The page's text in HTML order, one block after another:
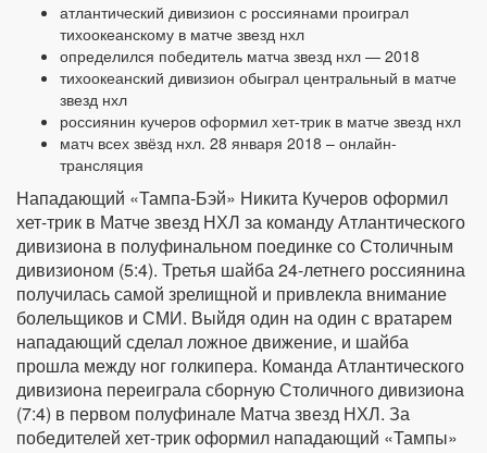
атлантический дивизион с россиянами проиграл
тихоокеанскому в матче звезд нхл
определился победитель матча звезд нхл — 2018
тихоокеанский дивизион обыграл центральный в матче
звезд нхл
россиянин кучеров оформил хет-трик в матче звезд нхл
матч всех звёзд нхл. 28 января 2018 – онлайн-
трансляция
Нападающий «Тампа-Бэй» Никита Кучеров оформил
хет-трик в Матче звезд НХЛ за команду Атлантического
дивизиона в полуфинальном поединке со Столичным
дивизионом (5:4). Третья шайба 24-летнего россиянина
получилась самой зрелищной и привлекла внимание
болельщиков и СМИ. Выйдя один на один с вратарем
нападающий сделал ложное движение, и шайба
прошла между ног голкипера. Команда Атлантического
дивизиона переиграла сборную Столичного дивизиона
(7:4) в первом полуфинале Матча звезд НХЛ. За
победителей хет-трик оформил нападающий «Тампы»